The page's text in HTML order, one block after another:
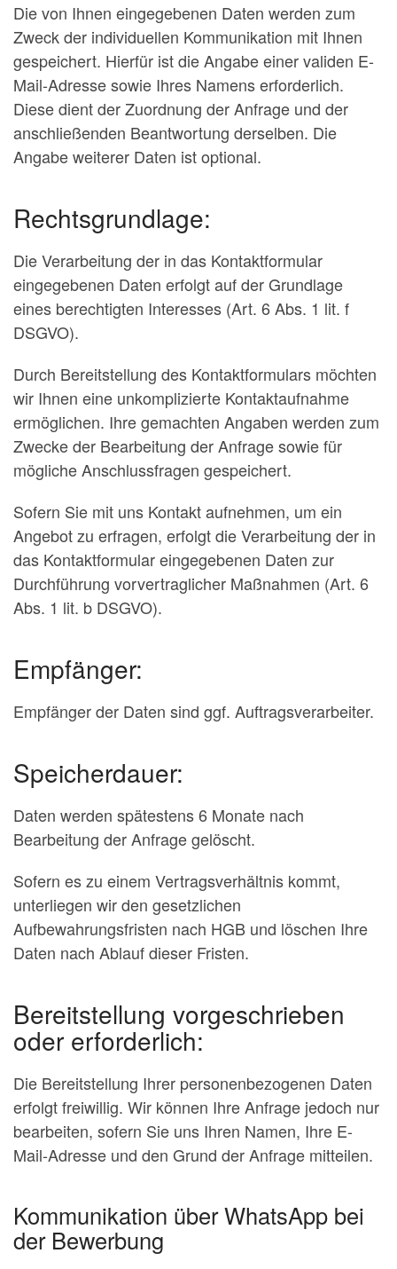
Die von Ihnen eingegebenen Daten werden zum
Zweck der individuellen Kommunikation mit Ihnen
gespeichert. Hierfür ist die Angabe einer validen E-
Mail-Adresse sowie Ihres Namens erforderlich.
Diese dient der Zuordnung der Anfrage und der
anschließenden Beantwortung derselben. Die
Angabe weiterer Daten ist optional.
Rechtsgrundlage:
Die Verarbeitung der in das Kontaktformular
eingegebenen Daten erfolgt auf der Grundlage
eines berechtigten Interesses (Art. 6 Abs. 1 lit. f
DSGVO).
Durch Bereitstellung des Kontaktformulars möchten
wir Ihnen eine unkomplizierte Kontaktaufnahme
ermöglichen. Ihre gemachten Angaben werden zum
Zwecke der Bearbeitung der Anfrage sowie für
mögliche Anschlussfragen gespeichert.
Sofern Sie mit uns Kontakt aufnehmen, um ein
Angebot zu erfragen, erfolgt die Verarbeitung der in
das Kontaktformular eingegebenen Daten zur
Durchführung vorvertraglicher Maßnahmen (Art. 6
Abs. 1 lit. b DSGVO).
Empfänger:
Empfänger der Daten sind ggf. Auftragsverarbeiter.
Speicherdauer:
Daten werden spätestens 6 Monate nach
Bearbeitung der Anfrage gelöscht.
Sofern es zu einem Vertragsverhältnis kommt,
unterliegen wir den gesetzlichen
Aufbewahrungsfristen nach HGB und löschen Ihre
Daten nach Ablauf dieser Fristen.
Bereitstellung vorgeschrieben
oder erforderlich:
Die Bereitstellung Ihrer personenbezogenen Daten
erfolgt freiwillig. Wir können Ihre Anfrage jedoch nur
bearbeiten, sofern Sie uns Ihren Namen, Ihre E-
Mail-Adresse und den Grund der Anfrage mitteilen.
Kommunikation über WhatsApp bei
der Bewerbung